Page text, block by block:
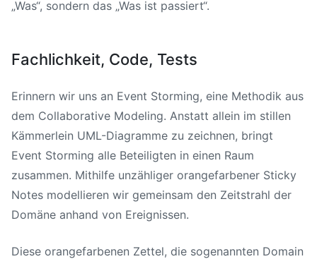
„Was“, sondern das „Was ist passiert“.
Fachlichkeit, Code, Tests
Erinnern wir uns an Event Storming, eine Methodik aus
dem Collaborative Modeling. Anstatt allein im stillen
Kämmerlein UML-Diagramme zu zeichnen, bringt
Event Storming alle Beteiligten in einen Raum
zusammen. Mithilfe unzähliger orangefarbener Sticky
Notes modellieren wir gemeinsam den Zeitstrahl der
Domäne anhand von Ereignissen.
Diese orangefarbenen Zettel, die sogenannten Domain